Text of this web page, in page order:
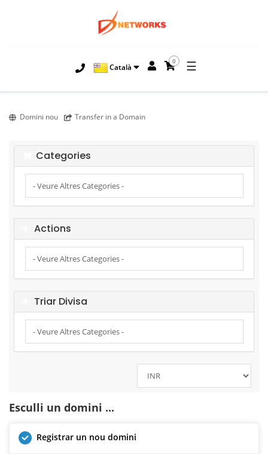
Català
0 ☰
Domini nou Transfer in a Domain
Categories
Actions
Triar Divisa
Esculli un domini ...
Registrar un nou domini